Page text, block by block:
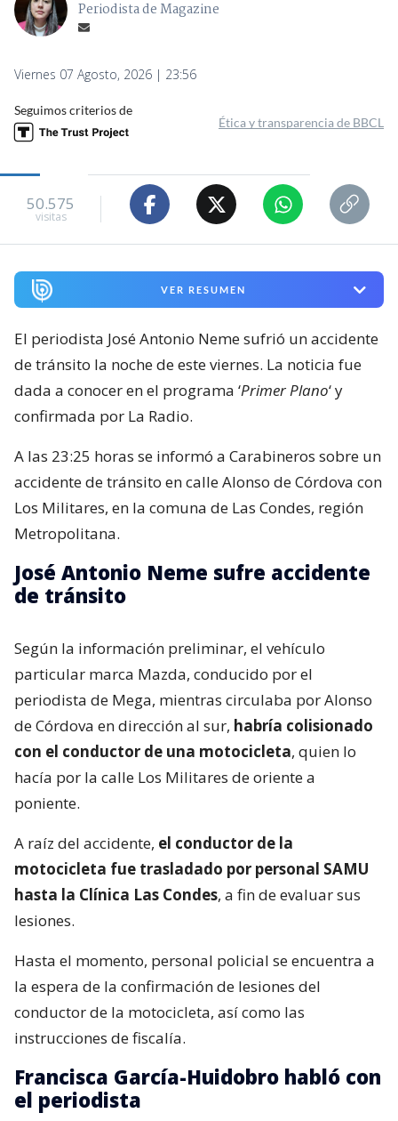
Periodista de Magazine
Viernes 07 Agosto, 2026 | 23:56
Seguimos criterios de
Ética y transparencia de BBCL
50.575
visitas
VER RESUMEN
El periodista José Antonio Neme sufrió un accidente
de tránsito la noche de este viernes. La noticia fue
dada a conocer en el programa ‘Primer Plano‘ y
confirmada por La Radio.
A las 23:25 horas se informó a Carabineros sobre un
accidente de tránsito en calle Alonso de Córdova con
Los Militares, en la comuna de Las Condes, región
Metropolitana.
José Antonio Neme sufre accidente
de tránsito
Según la información preliminar, el vehículo
particular marca Mazda, conducido por el
periodista de Mega, mientras circulaba por Alonso
de Córdova en dirección al sur, habría colisionado
con el conductor de una motocicleta, quien lo
hacía por la calle Los Militares de oriente a
poniente.
A raíz del accidente, el conductor de la
motocicleta fue trasladado por personal SAMU
hasta la Clínica Las Condes, a fin de evaluar sus
lesiones.
Hasta el momento, personal policial se encuentra a
la espera de la confirmación de lesiones del
conductor de la motocicleta, así como las
instrucciones de fiscalía.
Francisca García-Huidobro habló con
el periodista